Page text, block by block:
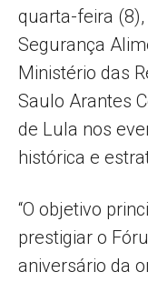
quarta-feira
Segurança
Ministério das
Saulo Arantes
de Lula nos
histórica e
“O objetivo
prestigiar o
aniversário da